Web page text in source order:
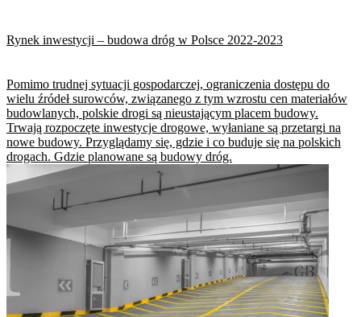
Rynek inwestycji – budowa dróg w Polsce 2022-2023
Pomimo trudnej sytuacji gospodarczej, ograniczenia dostępu do
wielu źródeł surowców, związanego z tym wzrostu cen materiałów
budowlanych, polskie drogi są nieustającym placem budowy.
Trwają rozpoczęte inwestycje drogowe, wyłaniane są przetargi na
nowe budowy. Przyglądamy się, gdzie i co buduje się na polskich
drogach. Gdzie planowane są budowy dróg.